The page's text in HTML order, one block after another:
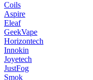
Coils
Aspire
Eleaf
GeekVape
Horizontech
Innokin
Joyetech
JustFog
Smok